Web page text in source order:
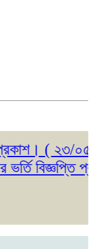
( ২৩/০৫/
বিজ্ঞপ্তি